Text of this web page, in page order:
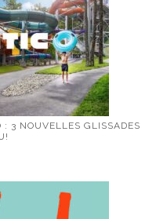
3 NOUVELLES GLISSADES